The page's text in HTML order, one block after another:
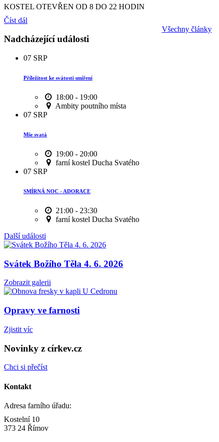
KOSTEL OTEVŘEN OD 8 DO 22 HODIN
Číst dál
Všechny články
Nadcházející události
07 SRP
Příležitost ke svátosti smíření
18:00 - 19:00
Ambity poutního místa
07 SRP
Mše svatá
19:00 - 20:00
farní kostel Ducha Svatého
07 SRP
SMÍRNÁ NOC - ADORACE
21:00 - 23:30
farní kostel Ducha Svatého
Další události
Svátek Božího Těla 4. 6. 2026
Zobrazit galerii
Opravy ve farnosti
Zjistit víc
Novinky z církev.cz
Chci si přečíst
Kontakt
Adresa farního úřadu:
Kostelní 10
373 24 Římov